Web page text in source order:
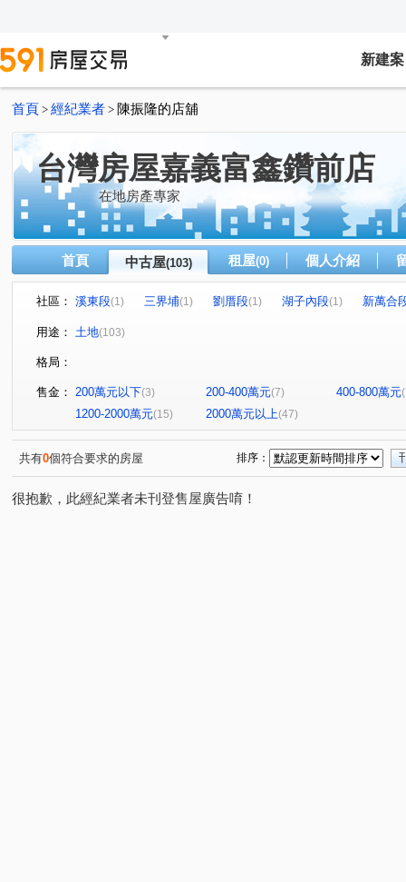
新建案
首頁 > 經紀業者 > 陳振隆的店舖
台灣房屋嘉義富鑫鑽前店
在地房產專家
首頁 中古屋(103) 租屋(0) 個人介紹
社區： 溪東段(1) 三界埔(1) 劉厝段(1) 湖子內段(1)
新萬合
好收段
用途： 土地(103)
格局：
售金： 200萬元以下(3) 200-400萬元(7) 400-800萬元
1200-2000萬元(15) 2000萬元以上(47)
共有0個符合要求的房屋 排序：
很抱歉，此經紀業者未刊登售屋廣告唷！